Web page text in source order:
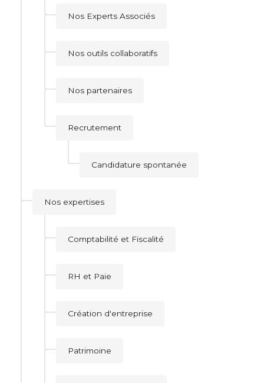
Gestion Administrative
Nos Experts Associés
Nos outils collaboratifs
Nos partenaires
Recrutement
Candidature spontanée
Nos expertises
Comptabilité et Fiscalité
RH et Paie
Création d'entreprise
Patrimoine